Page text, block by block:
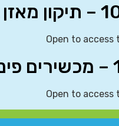
Open to
Open to